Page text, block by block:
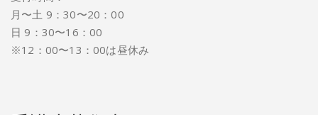
月〜土 9：30〜20：00
日 9：30〜16：00
※12：00〜13：00は昼休み